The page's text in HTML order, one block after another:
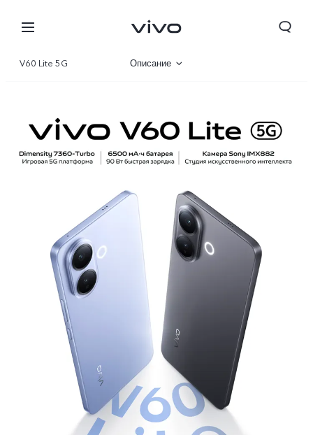
Казахстан | Выберите страну/регион
V60 Lite 5G Описание
Характеристики